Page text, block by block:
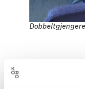
Detaljer